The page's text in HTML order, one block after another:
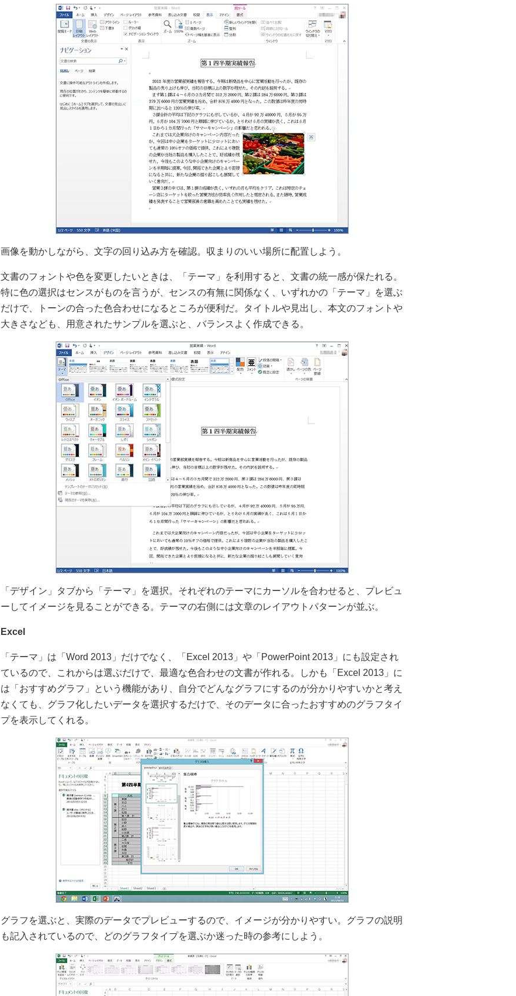
画像を動かしながら、文字の回り込み方を確認。収まりのいい場所に配置しよう。
文書のフォントや色を変更したいときは、「テーマ」を利用すると、文書の統一感が保たれる。
特に色の選択はセンスがものを言うが、センスの有無に関係なく、いずれかの「テーマ」を選ぶ
だけで、トーンの合った色合わせになるところが便利だ。タイトルや見出し、本文のフォントや
大きさなども、用意されたサンプルを選ぶと、バランスよく作成できる。
「デザイン」タブから「テーマ」を選択。それぞれのテーマにカーソルを合わせると、プレビュ
ーしてイメージを見ることができる。テーマの右側には文章のレイアウトパターンが並ぶ。
Excel
「テーマ」は「Word 2013」だけでなく、「Excel 2013」や「PowerPoint 2013」にも設定され
ているので、これからは選ぶだけで、最適な色合わせの文書が作れる。しかも「Excel 2013」に
は「おすすめグラフ」という機能があり、自分でどんなグラフにするのが分かりやすいかと考え
なくても、グラフ化したいデータを選択するだけで、そのデータに合ったおすすめのグラフタイ
プを表示してくれる。
グラフを選ぶと、実際のデータでプレビューするので、イメージが分かりやすい。グラフの説明
も記入されているので、どのグラフタイプを選ぶか迷った時の参考にしよう。